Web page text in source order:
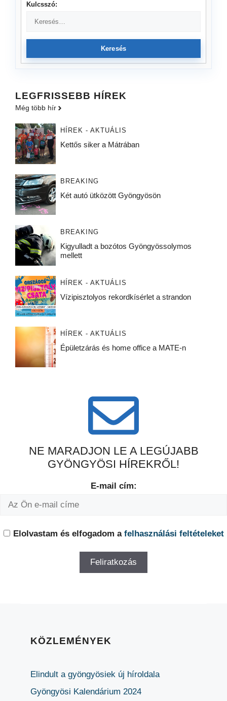
Kulcsszó:
Keresés
LEGFRISSEBB HÍREK
Még több hír
HÍREK - AKTUÁLIS
Kettős siker a Mátrában
BREAKING
Két autó ütközött Gyöngyösön
BREAKING
Kigyulladt a bozótos Gyöngyössolymos
mellett
HÍREK - AKTUÁLIS
Vízipisztolyos rekordkísérlet a strandon
HÍREK - AKTUÁLIS
Épületzárás és home office a MATE-n
NE MARADJON LE A LEGÚJABB
GYÖNGYÖSI HÍREKRŐL!
E-mail cím:
Elolvastam és elfogadom a felhasználási feltételeket
KÖZLEMÉNYEK
Elindult a gyöngyösiek új híroldala
Gyöngyösi Kalendárium 2024